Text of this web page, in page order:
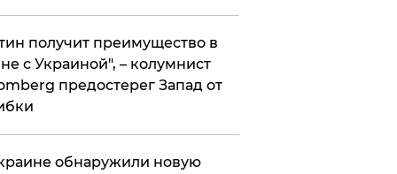
получит преимущество в
с Украиной", – колумнист
предостерег Запад от
обнаружили новую